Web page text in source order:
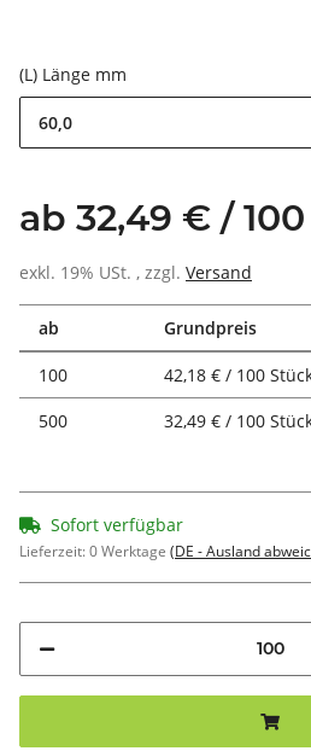
(L) Länge mm
60,0
ab 32,49 € /
exkl. 19% USt. , zzgl. Versand
ab Grundpreis
100
42,18 € / 100
500
32,49 € / 100
Sofort verfügbar
Lieferzeit:0 Werktage (DE - Ausland